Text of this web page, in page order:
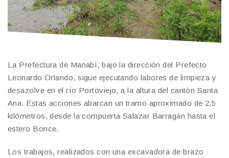
La Prefectura de Manabí, bajo la dirección del Prefecto
Leonardo Orlando, sigue ejecutando labores de limpieza y
desazolve en el río Portoviejo, a la altura del cantón Santa
Ana. Estas acciones abarcan un tramo aproximado de 2,5
kilómetros, desde la compuerta Salazar Barragán hasta el
estero Bonce.
Los trabajos, realizados con una excavadora de brazo